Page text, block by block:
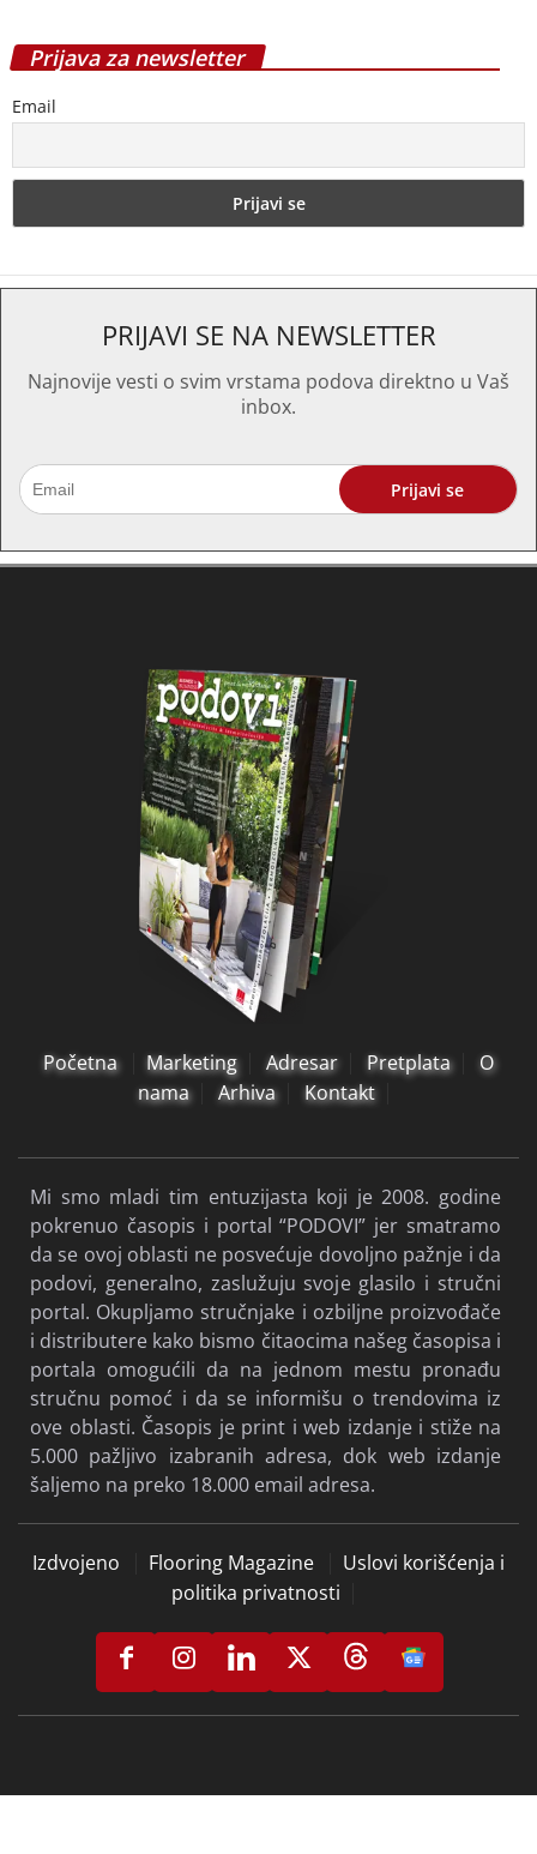
Prijava za newsletter
Email
PRIJAVI SE NA NEWSLETTER
Najnovije vesti o svim vrstama podova direktno u Vaš
inbox.
Početna Marketing Adresar Pretplata
O
nama
Arhiva Kontakt
Mi smo mladi tim entuzijasta koji je 2008. godine
pokrenuo časopis i portal “PODOVI” jer smatramo
da se ovoj oblasti ne posvećuje dovoljno pažnje i da
podovi, generalno, zaslužuju svoje glasilo i stručni
portal. Okupljamo stručnjake i ozbiljne proizvođače
i distributere kako bismo čitaocima našeg časopisa i
portala omogućili da na jednom mestu pronađu
stručnu pomoć i da se informišu o trendovima iz
ove oblasti. Časopis je print i web izdanje i stiže na
5.000 pažljivo izabranih adresa, dok web izdanje
šaljemo na preko 18.000 email adresa.
Izdvojeno Flooring Magazine
Uslovi korišćenja i
politika privatnosti